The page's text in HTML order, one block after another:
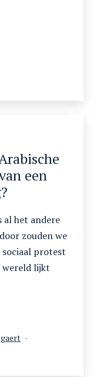
een
het andere
zouden we
protest
wereld lijkt